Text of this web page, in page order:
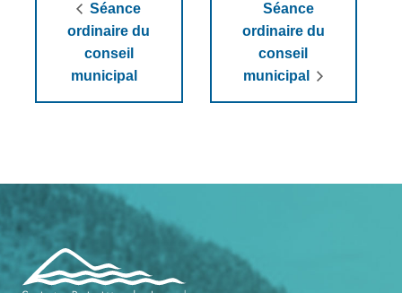
Séance
ordinaire du
conseil
municipal
Séance
ordinaire du
conseil
municipal
Navigation
de